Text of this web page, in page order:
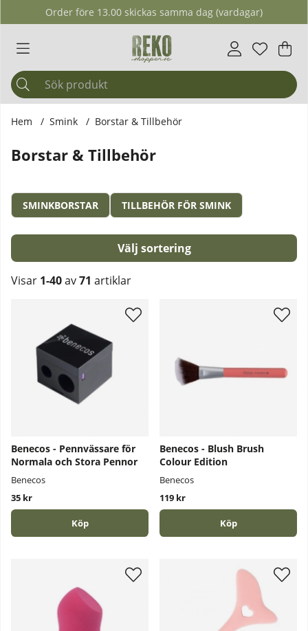
Order före 13.00 skickas samma dag (vardagar)
Antal i
. .
Hem Smink Borstar & Tillbehör
Borstar & Tillbehör
SMINKBORSTAR TILLBEHÖR FÖR SMINK
Sortera
Visar 1-40av71 artiklar
Benecos - Pennvässare för
Normala och Stora Pennor
Benecos
35 kr
Köp
Benecos - Blush Brush
Colour Edition
Benecos
119 kr
Köp